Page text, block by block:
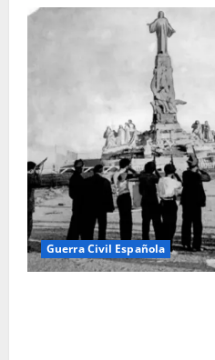
Guerra Civil Española